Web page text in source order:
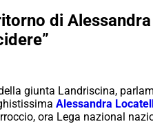
di
giunta Landriscina,
Alessandra
ora Lega nazional